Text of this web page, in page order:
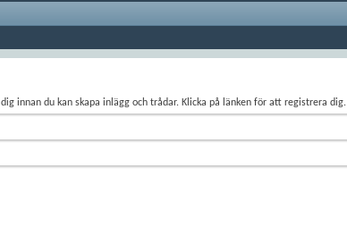
dig innan du kan skapa inlägg och trådar. Klicka på länken för att registrera dig.